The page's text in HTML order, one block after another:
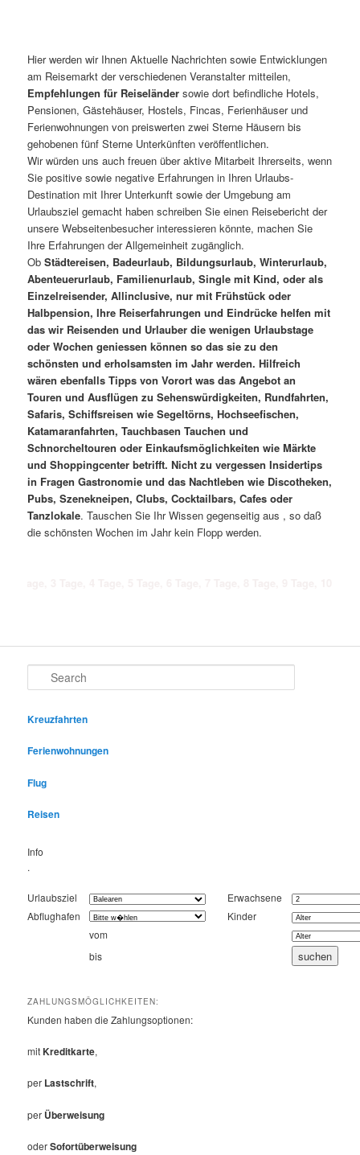
Hier werden wir Ihnen Aktuelle Nachrichten sowie Entwicklungen
am Reisemarkt der verschiedenen Veranstalter mitteilen,
Empfehlungen für Reiseländer sowie dort befindliche Hotels,
Pensionen, Gästehäuser, Hostels, Fincas, Ferienhäuser und
Ferienwohnungen von preiswerten zwei Sterne Häusern bis
gehobenen fünf Sterne Unterkünften veröffentlichen.
Wir würden uns auch freuen über aktive Mitarbeit Ihrerseits, wenn
Sie positive sowie negative Erfahrungen in Ihren Urlaubs-
Destination mit Ihrer Unterkunft sowie der Umgebung am
Urlaubsziel gemacht haben schreiben Sie einen Reisebericht der
unsere Webseitenbesucher interessieren könnte, machen Sie
Ihre Erfahrungen der Allgemeinheit zugänglich.
ObStädtereisen, Badeurlaub, Bildungsurlaub, Winterurlaub,
Abenteuerurlaub, Familienurlaub, Single mit Kind, oder als
Einzelreisender, Allinclusive, nur mit Frühstück oder
Halbpension, Ihre Reiserfahrungen und Eindrücke helfen mit
das wir Reisenden und Urlauber die wenigen Urlaubstage
oder Wochen geniessen können so das sie zu den
schönsten und erholsamsten im Jahr werden. Hilfreich
wären ebenfalls Tipps von Vorort was das Angebot an
Touren und Ausflügen zu Sehenswürdigkeiten, Rundfahrten,
Safaris, Schiffsreisen wie Segeltörns, Hochseefischen,
Katamaranfahrten, Tauchbasen Tauchen und
Schnorcheltouren oder Einkaufsmöglichkeiten wie Märkte
und Shoppingcenter betrifft. Nicht zu vergessen Insidertips
in Fragen Gastronomie und das Nachtleben wie Discotheken,
Pubs, Szenekneipen, Clubs, Cocktailbars, Cafes oder
Tanzlokale. Tauschen Sie Ihr Wissen gegenseitig aus , so daß
die schönsten Wochen im Jahr kein Flopp werden.
Search
Kreuzfahrten
Ferienwohnungen
Flug
Reisen
Info
.
Urlaubsziel
Erwachsene
Abflughafen
Kinder
vom
bis
ZAHLUNGSMÖGLICHKEITEN:
Kunden haben die Zahlungsoptionen:
mitKreditkarte,
per Lastschrift,
per Überweisung
oderSofortüberweisung